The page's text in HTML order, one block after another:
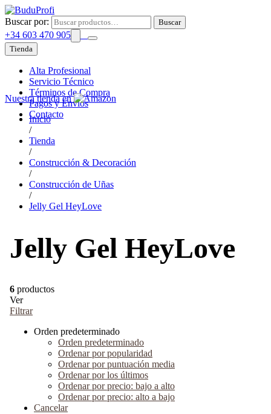
Buscar por: Buscar
+34 603 470 905
Tienda
Alta Profesional
Servicio Técnico
Términos de Compra
Pagos y Envíos
Contacto
Nuestra tienda en
Inicio
/
Tienda
/
Construcción & Decoración
/
Construcción de Uñas
/
Jelly Gel HeyLove
Jelly Gel HeyLove
6 productos
Ver
Filtrar
Orden predeterminado
Orden predeterminado
Ordenar por popularidad
Ordenar por puntuación media
Ordenar por los últimos
Ordenar por precio: bajo a alto
Ordenar por precio: alto a bajo
Cancelar